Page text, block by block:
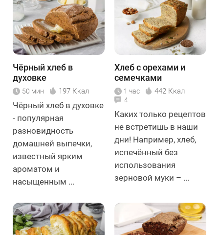
Чёрный хлеб в
духовке
50 мин 197 Ккал
Чёрный хлеб в духовке
- популярная
разновидность
домашней выпечки,
известный ярким
ароматом и
насыщенным ...
Хлеб с орехами и
семечками
1 час 442 Ккал
4
Каких только рецептов
не встретишь в наши
дни! Например, хлеб,
испечённый без
использования
зерновой муки – ...